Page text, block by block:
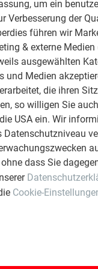
um ein
Verbesserung der
führen wir
& externe Medien
ausgewählten
und Medien
die ihren
so willigen Sie
USA ein. Wir
Datenschutzniveau
dass Sie
Cookie-
der Hafte
zur Dachfläche
verhindern, ist
im
mit zwei
Im
werden.
dass das
zu einer